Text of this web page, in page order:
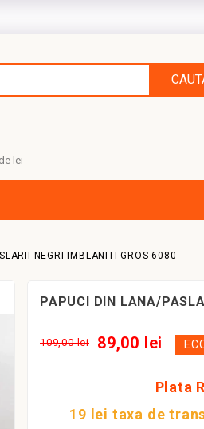
lei
NEGRI IMBLANITI GROS 6080
PAPUCI DIN LANA/
109,00 lei 89,00 lei
Plata
19 lei taxa de